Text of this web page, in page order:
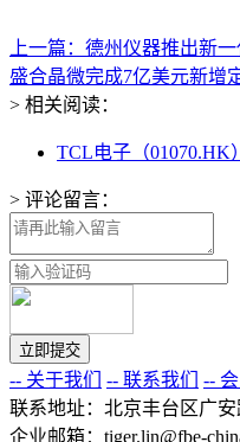
上一篇：德州仪器推出新
盛合晶微完成7亿美元新增
> 相关阅读：
TCL电子（01070.HK
> 评论留言：
-- 关于我们 -- 联系我们 --
联系地址：北京丰台区广
企业邮箱：tiger.lin@fbe-